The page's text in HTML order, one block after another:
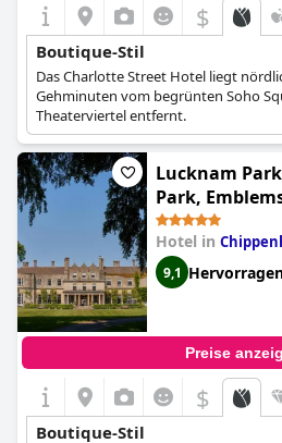
$
Boutique-Stil
Das Charlotte Street Hotel liegt
Gehminuten vom begrünten Soho
Theaterviertel entfernt.
Lucknam
Park,
Hotel in
9,1
Preise
$
Boutique-Stil